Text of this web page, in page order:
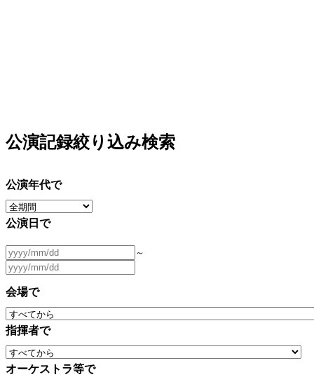
公演記録絞り込み検索
公演年代で
公演日で
～
会場で
指揮者で
オーケストラ等で